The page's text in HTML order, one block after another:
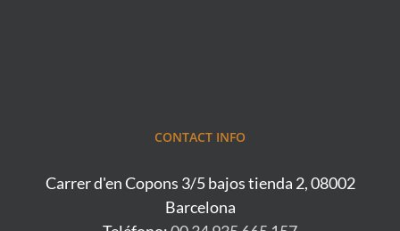
CONTACT INFO
Carrer d'en Copons 3/5 bajos tienda 2, 08002
Barcelona